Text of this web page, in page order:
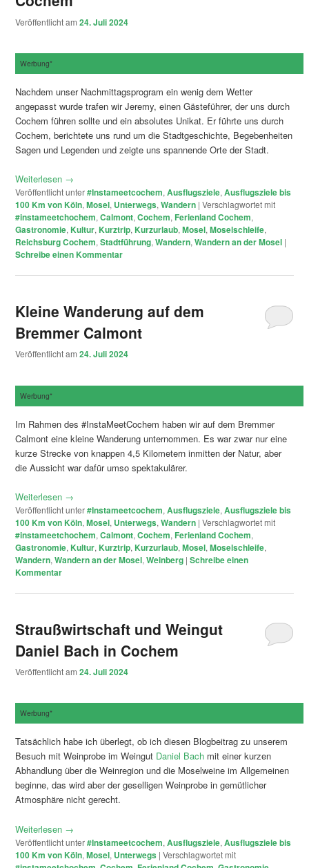
Veröffentlicht am24. Juli 2024
Werbung*
Nachdem unser Nachmittagsprogram ein wenig dem Wetter
angepasst wurde trafen wir Jeremy, einen Gästeführer, der uns durch
Cochem führen sollte und ein absolutes Unikat. Er führte uns durch
Cochem, berichtete uns rund um die Stadtgeschichte, Begebenheiten
Sagen und Legenden und zeigte uns spannende Orte der Stadt.
Weiterlesen →
Veröffentlicht unter#Instameetcochem,Ausflugsziele,Ausflugsziele bis
100 Km von Köln,Mosel, Unterwegs,Wandern |Verschlagwortet mit
#instameetchochem,Calmont,Cochem,Ferienland Cochem,
Gastronomie,Kultur,Kurztrip,Kurzurlaub,Mosel,Moselschleife,
Reichsburg Cochem,Stadtführung,Wandern,Wandern an der Mosel |
Schreibe einen Kommentar
Kleine Wanderung auf dem
Bremmer Calmont
Veröffentlicht am24. Juli 2024
Werbung*
Im Rahmen des #InstaMeetCochem haben wir auf dem Bremmer
Calmont eine kleine Wanderung unternommen. Es war zwar nur eine
kurze Strecke von knappen 4,5 Kilometern inmitten der Natur, aber
die Aussicht war dafür umso spektakulärer.
Weiterlesen →
Veröffentlicht unter#Instameetcochem,Ausflugsziele,Ausflugsziele bis
100 Km von Köln,Mosel, Unterwegs,Wandern |Verschlagwortet mit
#instameetchochem,Calmont,Cochem,Ferienland Cochem,
Gastronomie,Kultur,Kurztrip,Kurzurlaub,Mosel,Moselschleife,
Wandern,Wandern an der Mosel,Weinberg |Schreibe einen
Kommentar
Straußwirtschaft und Weingut
Daniel Bach in Cochem
Veröffentlicht am24. Juli 2024
Werbung*
Tatsächlich habe ich überlegt, ob ich diesen Blogbeitrag zu unserem
Besuch mit Weinprobe im Weingut Daniel Bach mit einer kurzen
Abhandlung über die Weinregion und die Moselweine im Allgemeinen
beginne, das wird aber der geselligen Weinprobe in gemütlicher
Atmosphäre nicht gerecht.
Weiterlesen →
Veröffentlicht unter#Instameetcochem,Ausflugsziele,Ausflugsziele bis
100 Km von Köln,Mosel, Unterwegs |Verschlagwortet mit